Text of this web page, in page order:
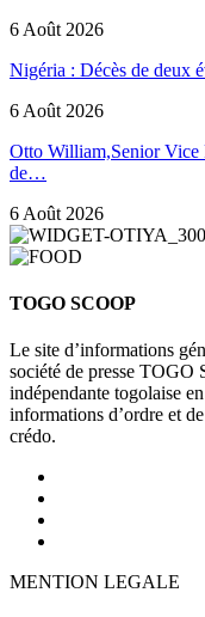
6 Août 2026
Nigéria : Décès de deux
6 Août 2026
Otto William,Senior Vice
de…
6 Août 2026
TOGO SCOOP
Le site d’informations
société de presse TOGO
indépendante togolaise
informations d’ordre et
crédo.
MENTION LEGALE